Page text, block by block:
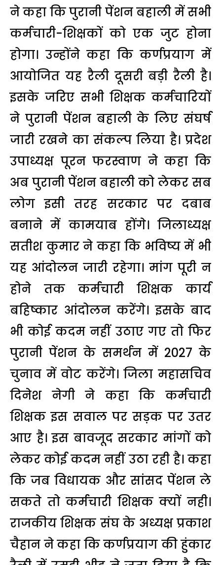
ने कहा कि पुरानी पेंशन बहाली में सभी
कर्मचारी-शिक्षकों को एक जुट होना
होगा। उन्होंने कहा कि कर्णप्रयाग में
आयोजित यह रैली दूसरी बड़ी रैली है।
इसके जरिए सभी शिक्षक कर्मचारियों
ने पुरानी पेंशन बहाली के लिए संघर्ष
जारी रखने का संकल्प लिया है। प्रदेश
उपाध्यक्ष पूरन फरस्वाण ने कहा कि
अब पुरानी पेंशन बहाली को लेकर सब
लोग इसी तरह सरकार पर दबाब
बनाने में कामयाब होंगे। जिलाध्यक्ष
सतीश कुमार ने कहा कि भविष्य में भी
यह आंदोलन जारी रहेगा। मांग पूरी न
होने तक कर्मचारी शिक्षक कार्य
बहिष्कार आंदोलन करेंगे। इसके बाद
भी कोई कदम नहीं उठाए गए तो फिर
पुरानी पेंशन के समर्थन में 2027 के
चुनाव में वोट करेंगे। जिला महासचिव
दिनेश नेगी ने कहा कि कर्मचारी
शिक्षक इस सवाल पर सड़क पर उतर
आए है। इस बावजूद सरकार मांगों को
लेकर कोई कदम नहीं उठा रही है। कहा
कि जब विधायक और सांसद पेंशन ले
सकते तो कर्मचारी शिक्षक क्यों नही।
राजकीय शिक्षक संघ के अध्यक्ष प्रकाश
चैहान ने कहा कि कर्णप्रयाग की हुंकार